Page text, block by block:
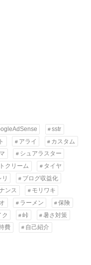
sstr
アライ
カスタム
シュアラスター
クリーム
タイヤ
リ
ブログ収益化
ンス
モリワキ
ラーメン
保険
ク 峠
暑さ対策
費
自己紹介